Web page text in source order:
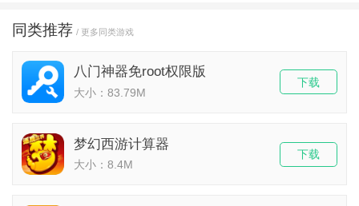
同类推荐 / 更多同类游戏
八门神器免root权限版
大小：83.79M
下载
梦幻西游计算器
大小：8.4M
下载